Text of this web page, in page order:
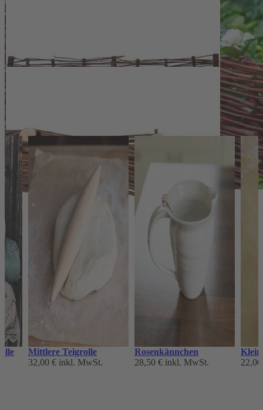
Produkthersteller:
Dobar Trading GmbH & Co. KG
Fabrikstraße 3
48599 Gronau
GERMANY
service@dobar-e.com
Mittlere Teigrolle
32,00 € inkl. MwSt.
Rosenkännchen
28,50 € inkl. MwSt.